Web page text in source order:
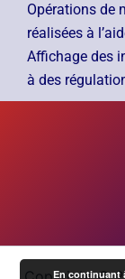
Opérations de
réalisées à
Affichage des
à des
En continuant